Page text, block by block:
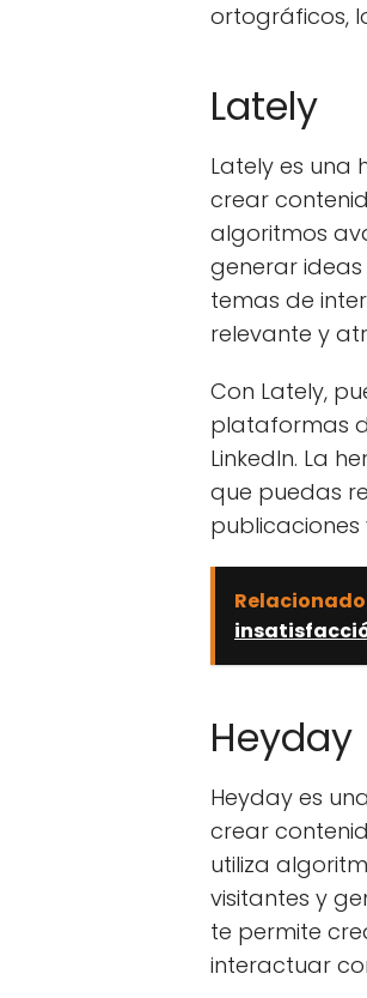
ortográficos,
Lately
Lately es una
crear
algoritmos
generar
temas de
relevante y
Con Lately,
plataformas
LinkedIn. La
que puedas
Relacionado
Heyday
Heyday es
crear
utiliza
visitantes y
te permite
interactuar